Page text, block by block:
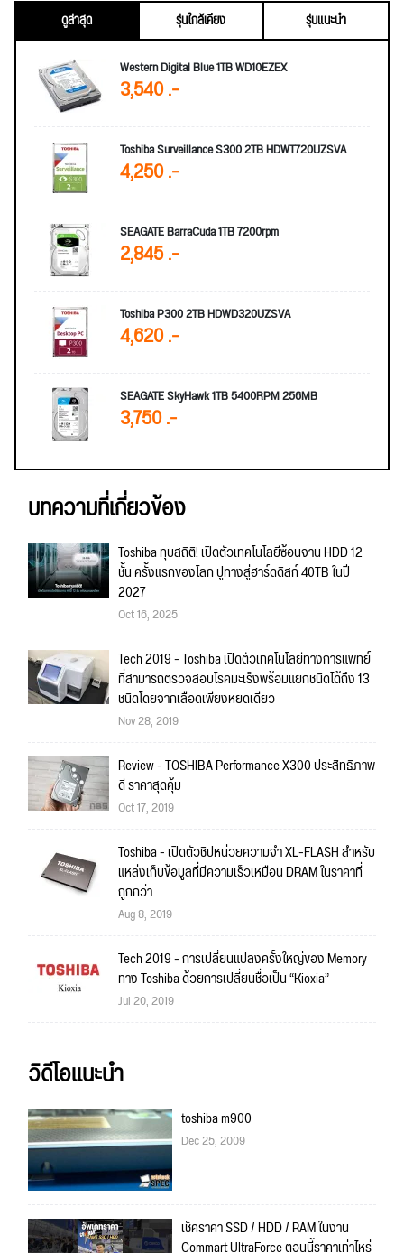
ดูล่าสุด รุ่นใกล้เคียง
รุ่นแนะนำ
Western Digital Blue 1TB WD10EZEX
3,540 .-
Toshiba Surveillance S300 2TB HDWT720UZSVA
4,250 .-
SEAGATE BarraCuda 1TB 7200rpm
2,845 .-
Toshiba P300 2TB HDWD320UZSVA
4,620 .-
SEAGATE SkyHawk 1TB 5400RPM 256MB
3,750 .-
บทความที่เกี่ยวข้อง
Toshiba ทุบสถิติ! เปิดตัวเทคโนโลยีซ้อนจาน HDD 12
ชั้น ครั้งแรกของโลก ปูทางสู่ฮาร์ดดิสก์ 40TB ในปี
2027
Oct 16, 2025
Tech 2019 - Toshiba เปิดตัวเทคโนโลยีทางการแพทย์
ที่สามารถตรวจสอบโรคมะเร็งพร้อมแยกชนิดได้ถึง 13
ชนิดโดยจากเลือดเพียงหยดเดียว
Nov 28, 2019
Review - TOSHIBA Performance X300 ประสิทธิภาพ
ดี ราคาสุดคุ้ม
Oct 17, 2019
Toshiba - เปิดตัวชิปหน่วยความจำ XL-FLASH สำหรับ
แหล่งเก็บข้อมูลที่มีความเร็วเหมือน DRAM ในราคาที่
ถูกกว่า
Aug 8, 2019
Tech 2019 - การเปลี่ยนแปลงครั้งใหญ่ของ Memory
ทาง Toshiba ด้วยการเปลี่ยนชื่อเป็น “Kioxia”
Jul 20, 2019
วิดีโอแนะนำ
toshiba m900
Dec 25, 2009
เช็คราคา SSD / HDD / RAM ในงาน